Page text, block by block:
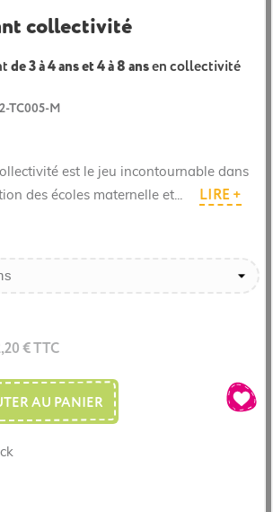
collectivité
de 3 à 4 ans et 4 à 8 ansen collectivité
TC005-M
est le jeu incontournable dans
des écoles maternelle et...
LIRE +
€ TTC
AU PANIER